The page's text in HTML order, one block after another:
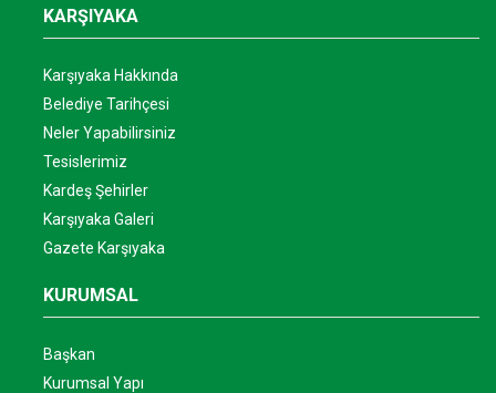
KARŞIYAKA
Karşıyaka Hakkında
Belediye Tarihçesi
Neler Yapabilirsiniz
Tesislerimiz
Kardeş Şehirler
Karşıyaka Galeri
Gazete Karşıyaka
KURUMSAL
Başkan
Kurumsal Yapı